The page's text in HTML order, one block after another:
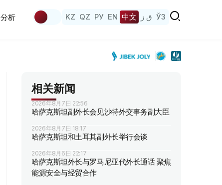
分析 KZ QZ РУ EN 中文 ق ز ЎЗ
相关新闻
2026年8月7日 22:56
哈萨克斯坦副外长会见沙特外交事务副大臣
2026年8月7日 18:17
哈萨克斯坦和土耳其副外长举行会谈
2026年8月6日 22:17
哈萨克斯坦外长与罗马尼亚代外长通话 聚焦
能源安全与经贸合作